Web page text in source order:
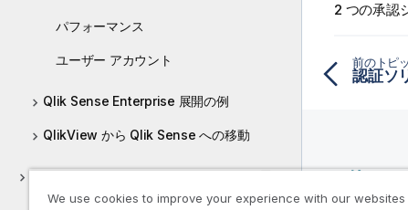
パフォーマンス
ユーザー アカウント
Qlik Sense Enterprise 展開の例
QlikView から Qlik Sense への移動
Qlik Sense Enterprise on Windows の展
2 つの承認
前のトピ
認証ソ
リソー
We use cookies to improve your experience with our websites